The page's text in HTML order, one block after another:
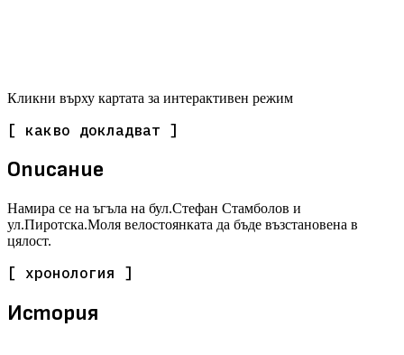
Кликни върху картата за интерактивен режим
[ какво докладват ]
Описание
Намира се на ъгъла на бул.Стефан Стамболов и
ул.Пиротска.Моля велостоянката да бъде възстановена в
цялост.
[ хронология ]
История